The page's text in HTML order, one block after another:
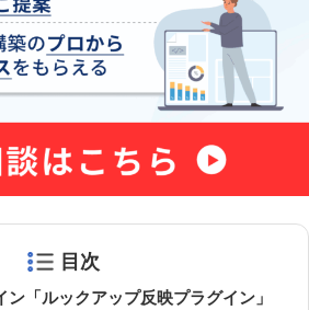
目次
「ルックアップ反映プラグイン」